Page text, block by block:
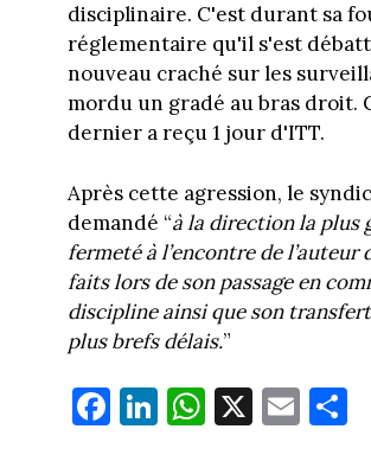
disciplinaire. C'est durant sa
réglementaire qu'il s'est
nouveau craché sur les
mordu un gradé au bras droit.
dernier a reçu 1 jour d'ITT.
Après cette agression, le
demandé “à la direction la plus
fermeté à l’encontre de l’auteur
faits lors de son passage en
discipline ainsi que son
plus brefs délais.”
Fa
ce
Li
nk
W
ha
X E
m
Pa